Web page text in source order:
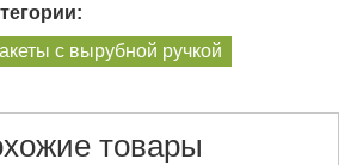
с вырубной ручкой
товары